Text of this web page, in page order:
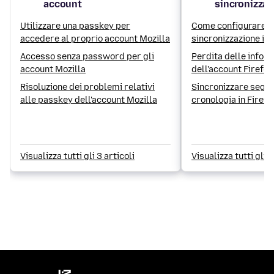
account
Utilizzare una passkey per
accedere al proprio account Mozilla
Accesso senza password per gli
account Mozilla
Risoluzione dei problemi relativi
alle passkey dell'account Mozilla
Visualizza tutti gli 3 articoli
Come configurare
sincronizzazione in
Android
Perdita delle
dell'account
Sincronizzare
cronologia in
Visualizza tutti gli